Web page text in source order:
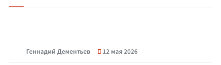
Геннадий Дементьев 12 мая 2026